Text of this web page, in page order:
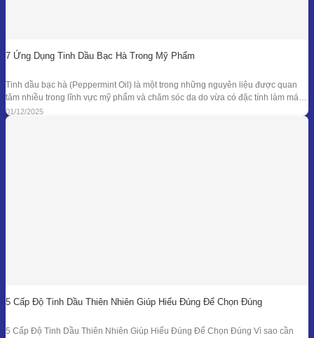
7 Ứng Dụng Tinh Dầu Bạc Hà Trong Mỹ Phẩm
Tinh dầu bạc hà (Peppermint Oil) là một trong những nguyên liệu được quan
tâm nhiều trong lĩnh vực mỹ phẩm và chăm sóc da do vừa có đặc tính làm mát
đặc trưng, vừa sở hữu phổ kháng khuẩn và khử mùi tự nhiên đã được ghi nhận
trong nhiều nghiên cứu. Giá trị
01/12/2025
5 Cấp Độ Tinh Dầu Thiên Nhiên Giúp Hiểu Đúng Để Chọn Đúng
5 Cấp Độ Tinh Dầu Thiên Nhiên Giúp Hiểu Đúng Để Chọn Đúng Vì sao cần